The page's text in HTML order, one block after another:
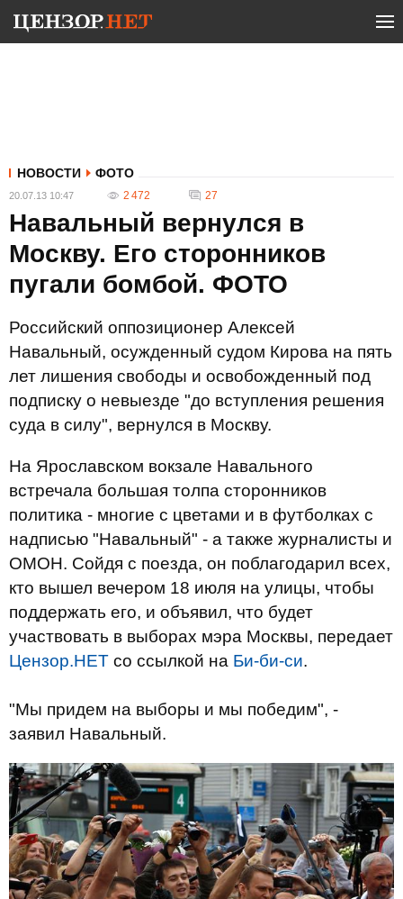
НОВОСТИ ФОТО
20.07.13 10:47 2 472 27
Навальный вернулся в
Москву. Его сторонников
пугали бомбой. ФОТО
Российский оппозиционер Алексей
Навальный, осужденный судом Кирова на пять
лет лишения свободы и освобожденный под
подписку о невыезде "до вступления решения
суда в силу", вернулся в Москву.
На Ярославском вокзале Навального
встречала большая толпа сторонников
политика - многие с цветами и в футболках с
надписью "Навальный" - а также журналисты и
ОМОН. Сойдя с поезда, он поблагодарил всех,
кто вышел вечером 18 июля на улицы, чтобы
поддержать его, и объявил, что будет
участвовать в выборах мэра Москвы, передает
Цензор.НЕТ со ссылкой на Би-би-си.
"Мы придем на выборы и мы победим", -
заявил Навальный.